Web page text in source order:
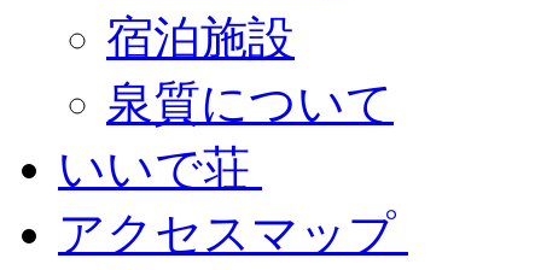
宿泊施設
泉質について
いいで荘
アクセスマップ